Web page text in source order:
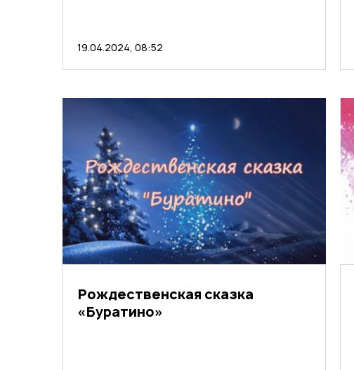
19.04.2024, 08:52
Рождественская сказка
«Буратино»